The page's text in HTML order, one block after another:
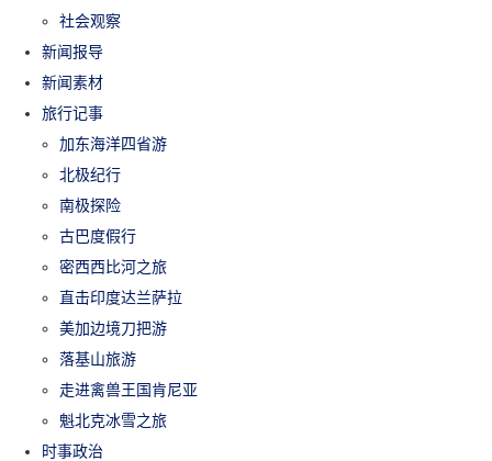
社会观察
新闻报导
新闻素材
旅行记事
加东海洋四省游
北极纪行
南极探险
古巴度假行
密西西比河之旅
直击印度达兰萨拉
美加边境刀把游
落基山旅游
走进禽兽王国肯尼亚
魁北克冰雪之旅
时事政治